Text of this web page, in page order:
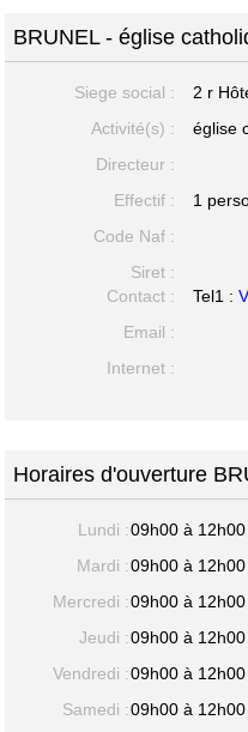
BRUNEL - église
Siege social : 2 r
Activité(s) :
église
Directeur :
Effectif :
1
Code Naf :
Siret :
Contact :
Tel1 :
Email :
Internet :
Horaires d'ouverture
Lundi :09h00 à
Mardi :09h00 à
Mercredi :09h00 à
Jeudi :09h00 à
Vendredi :09h00 à
Samedi :09h00 à